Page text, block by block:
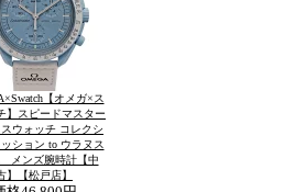
【オメガ×ス
】スピードマスター
スウォッチ コレクシ
ション to ウラヌス
メンズ腕時計【中
】【松戸店】